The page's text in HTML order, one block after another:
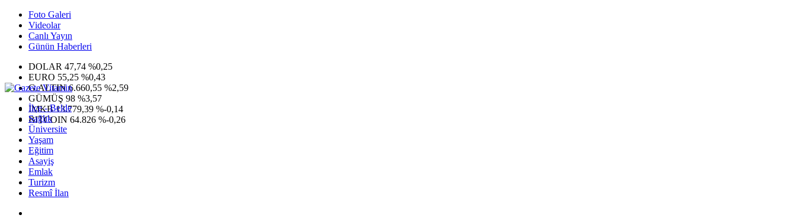
Foto Galeri
Videolar
Canlı Yayın
Günün Haberleri
DOLAR 47,74 %0,25
EURO 55,25 %0,43
G.ALTIN6.660,55 %2,59
GÜMÜŞ 98 %3,57
IMKB13.779,39 %-0,14
BITCOIN 64.826 %-0,26
İlçe - Belde
Sağlık
Üniversite
Yaşam
Eğitim
Asayiş
Emlak
Turizm
Resmî İlan